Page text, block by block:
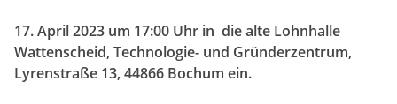
17. April 2023 um 17:00 Uhr in die alte Lohnhalle
Wattenscheid, Technologie- und Gründerzentrum,
Lyrenstraße 13, 44866 Bochum ein.